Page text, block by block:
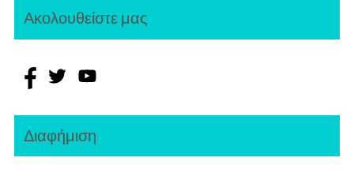
Ακολουθείστε μας
Διαφήμιση